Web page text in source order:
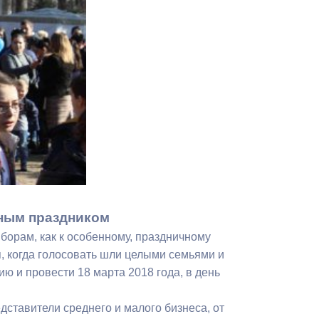
Противодействие коррупции
Градостроительная деятельность
Формирование комфортной
городской среды
Бюджет для граждан
Пространственные сведения
чрезвычайных ситуациях
Незаконное строительство
Информация финансового
праздником
как к особенному, праздничному
когда голосовать шли целыми семьями и
и провести 18 марта 2018 года, в день
среднего и малого бизнеса, от